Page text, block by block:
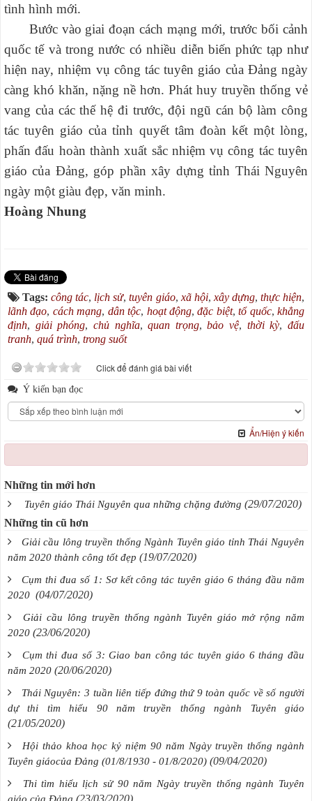
tình hình mới.
Bước vào giai đoạn cách mạng mới,trước bối cảnh
quốc tế và trong nước có nhiều diễn biến phức tạp như
hiện nay, nhiệm vụ công tác tuyên giáo của Đảng ngày
càng khó khăn, nặng nề hơn. Phát huy truyền thống vẻ
vang của các thế hệ đi trước, đội ngũ cán bộ làm công
tác tuyên giáo của tỉnh quyết tâm đoàn kết một lòng,
phấn đấu hoàn thành xuất sắc nhiệm vụ công tác tuyên
giáo của Đảng, góp phần xây dựng tỉnh Thái Nguyên
ngày một giàu đẹp, văn minh.
Hoàng Nhung
Tags:công tác, lịch sử,tuyên giáo, xã hội, xây dựng,thực hiện,
lãnh đạo, cách mạng, dân tộc, hoạt động,đặc biệt,tổ quốc,khẳng
định, giải phóng, chủ nghĩa,quan trọng,bảo vệ, thời kỳ,đấu
tranh, quá trình, trong suốt
Click để đánh giá bài viết
Ý kiến bạn đọc
Ẩn/Hiện ý kiến
Những tin mới hơn
Tuyên giáo Thái Nguyên qua những chặng đường (29/07/2020)
Những tin cũ hơn
Giải cầu lông truyền thống Ngành Tuyên giáo tỉnh Thái Nguyên
năm 2020 thành công tốt đẹp (19/07/2020)
Cụm thi đua số 1: Sơ kết công tác tuyên giáo 6 tháng đầu năm
2020 (04/07/2020)
Giải cầu lông truyền thống ngành Tuyên giáo mở rộng năm
2020 (23/06/2020)
Cụm thi đua số 3: Giao ban công tác tuyên giáo 6 tháng đầu
năm 2020 (20/06/2020)
Thái Nguyên: 3 tuần liên tiếp đứng thứ 9 toàn quốc về số người
dự thi tìm hiểu 90 năm truyền thống ngành Tuyên giáo
(21/05/2020)
Hội thảo khoa học kỷ niệm 90 năm Ngày truyền thống ngành
Tuyên giáocủa Đảng (01/8/1930 - 01/8/2020) (09/04/2020)
Thi tìm hiểu lịch sử 90 năm Ngày truyền thống ngành Tuyên
(23/03/2020)